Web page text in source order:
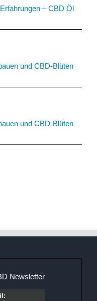
Baumaterial
– CBD Öl
und CBD-Blüten
und CBD-Blüten
Newsletter